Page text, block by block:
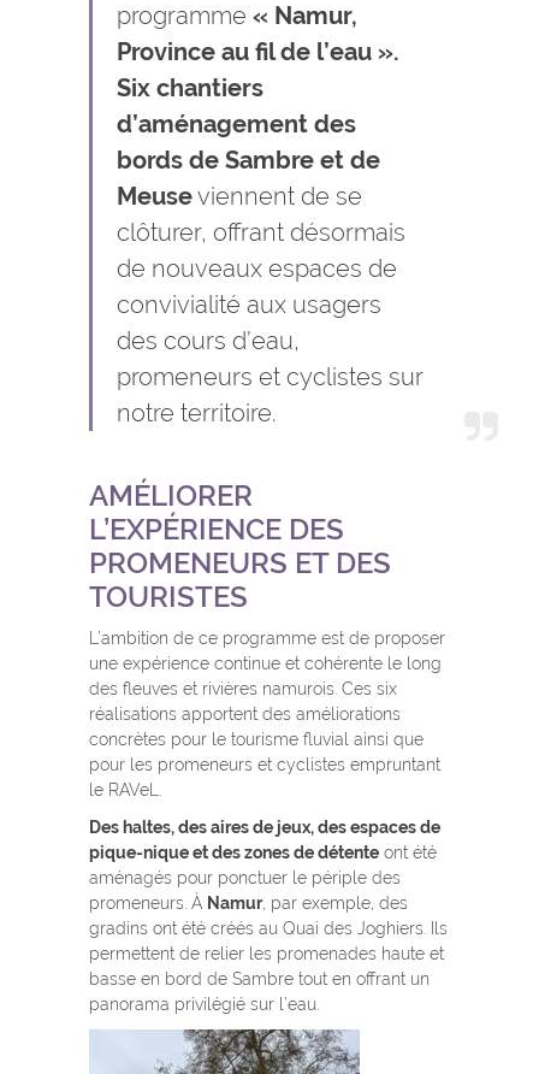
programme « Namur,
Province au fil de l’eau ».
Six chantiers
d’aménagement des
bords de Sambre et de
Meuseviennent de se
clôturer, offrant désormais
de nouveaux espaces de
convivialité aux usagers
des cours d’eau,
promeneurs et cyclistes sur
notre territoire.
AMÉLIORER
L’EXPÉRIENCE DES
PROMENEURS ET DES
TOURISTES
L’ambition de ce programme est de proposer
une expérience continue et cohérente le long
des fleuves et rivières namurois. Ces six
réalisations apportent des améliorations
concrètes pour le tourisme fluvial ainsi que
pour les promeneurs et cyclistes empruntant
le RAVeL.
Des haltes, des aires de jeux, des espaces de
pique-nique et des zones de détente ont été
aménagés pour ponctuer le périple des
promeneurs. À Namur, par exemple, des
gradins ont été créés au Quai des Joghiers. Ils
permettent de relier les promenades haute et
basse en bord de Sambre tout en offrant un
panorama privilégié sur l’eau.